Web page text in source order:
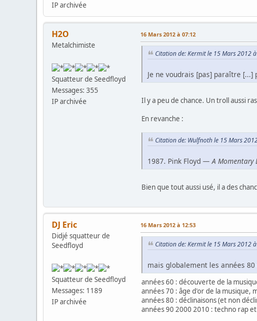
IP archivée
H2O
Metalchimiste
Squatteur de Seedfloyd
Messages: 355
IP archivée
16 Mars 2012 à 07:12
Citation de: Kermit le 15 Mars 2012
Je ne voudrais [pas] paraître [...]
Il y a peu de chance. Un troll aussi
En revanche :
Citation de: Wulfnoth le 15 Mars
1987. Pink Floyd —A Momentary
Bien que tout aussi usé, il a des
DJ Eric
Didjé squatteur de
Seedfloyd
Squatteur de Seedfloyd
Messages: 1189
IP archivée
16 Mars 2012 à 12:53
Citation de: Kermit le 15 Mars 2012
mais globalement les années
années 60 : découverte de la
années 70 : âge d'or de la musique,
années 80 : déclinaisons (et non
années 90 2000 2010 : techno rap